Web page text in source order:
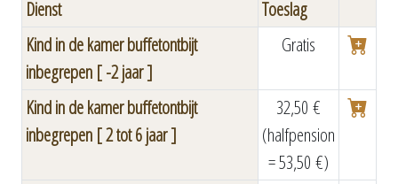
Dienst
Toeslag
Kind in de kamer buffetontbijt
inbegrepen [ -2 jaar ]
Gratis
Kind in de kamer buffetontbijt
inbegrepen [ 2 tot 6 jaar ]
32,50 €
(halfpension
= 53,50 €)